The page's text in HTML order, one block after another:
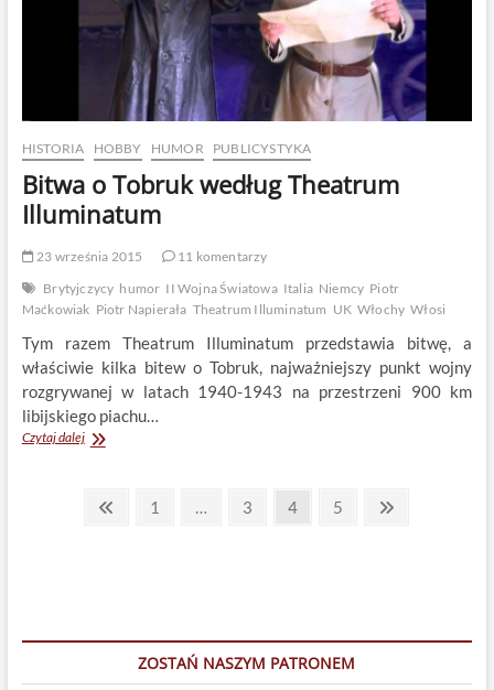
brutalną
HISTORIA HOBBY HUMOR PUBLICYSTYKA
Bitwa o Tobruk według Theatrum
Illuminatum
23 września 2015
11 komentarzy
Brytyjczycy humor II Wojna Światowa Italia Niemcy Piotr
Maćkowiak Piotr Napierała Theatrum Illuminatum UK Włochy Włosi
Tym razem Theatrum Illuminatum przedstawia bitwę, a
właściwie kilka bitew o Tobruk, najważniejszy punkt wojny
rozgrywanej w latach 1940-1943 na przestrzeni 900 km
libijskiego piachu…
Czytaj dalejBitwa
Theatrum
Stronicowanie
Previous
Page
1 … Page
3 Page
4 Page
5
ZOSTAŃ NASZYM PATRONEM